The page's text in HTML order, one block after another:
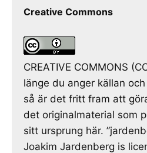
Creative Commons
CREATIVE COMMONS
länge du anger källan
så är det fritt fram att
det originalmaterial som
sitt ursprung här.
Joakim Jardenberg is